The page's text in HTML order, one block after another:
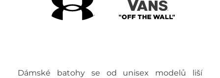
Dámské batohy se od unisex modelů liší